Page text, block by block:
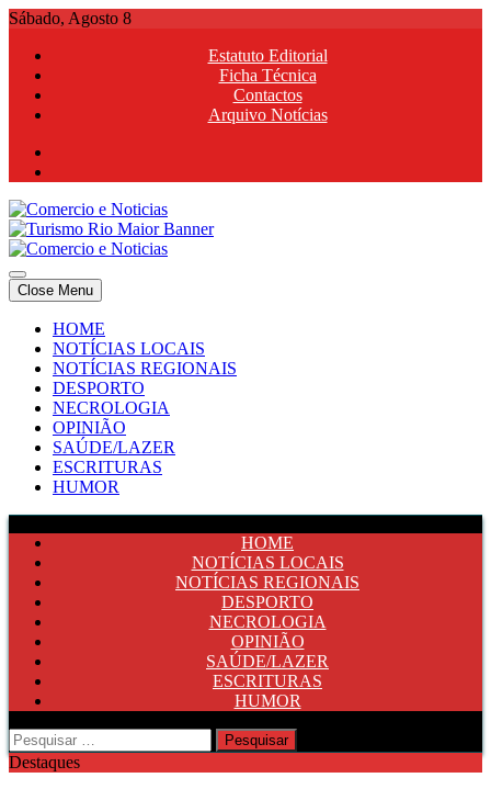
Skip
content
Sábado, Agosto 8
Estatuto Editorial
Ficha Técnica
Contactos
Arquivo Notícias
Comercio e Noticias
Notícias e Publicidade Online
Comercio e Noticias
Notícias e Publicidade Online
Close Menu
HOME
NOTÍCIAS LOCAIS
NOTÍCIAS REGIONAIS
DESPORTO
NECROLOGIA
OPINIÃO
SAÚDE/LAZER
ESCRITURAS
HUMOR
HOME
NOTÍCIAS LOCAIS
NOTÍCIAS REGIONAIS
DESPORTO
NECROLOGIA
OPINIÃO
SAÚDE/LAZER
ESCRITURAS
HUMOR
Pesquisar
por:
Destaques